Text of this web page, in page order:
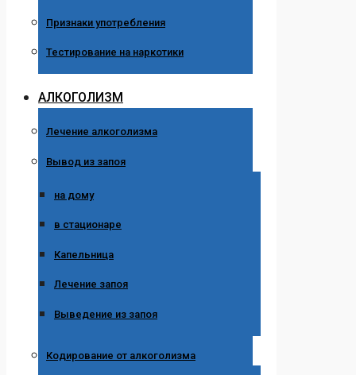
Признаки употребления
Тестирование на наркотики
АЛКОГОЛИЗМ
Лечение алкоголизма
Вывод из запоя
на дому
в стационаре
Капельница
Лечение запоя
Выведение из запоя
Кодирование от алкоголизма